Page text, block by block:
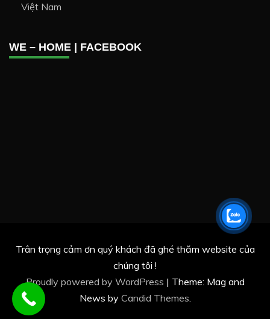
Việt Nam
WE – HOME | FACEBOOK
Trân trọng cảm ơn quý khách đã ghé thăm website của
chúng tôi !
Proudly powered by WordPress | Theme: Mag and
News by Candid Themes.